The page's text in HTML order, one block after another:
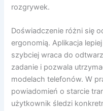
rozgrywek.
Doświadczenie różni się
ergonomią. Aplikacja
szybciej wraca do
zadanie i pozwala
modelach telefonów. W
powiadomień o starcie
użytkownik śledzi